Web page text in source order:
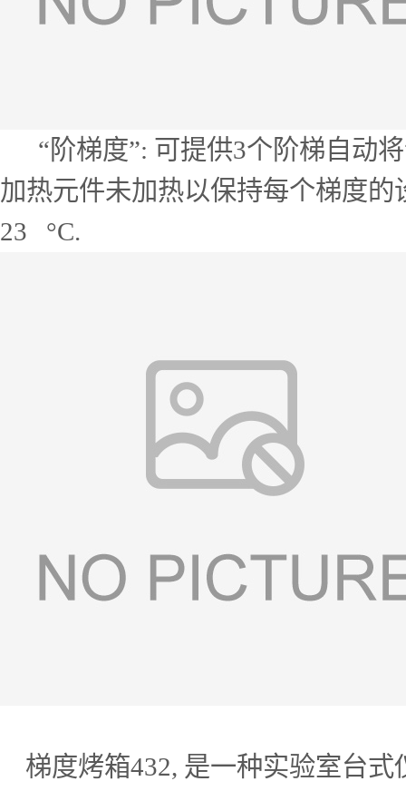
“阶梯度”: 可提供3个阶梯自动
加热元件未加热以保持每个梯度
23 °C.
梯度烤箱432, 是一种实验室台式